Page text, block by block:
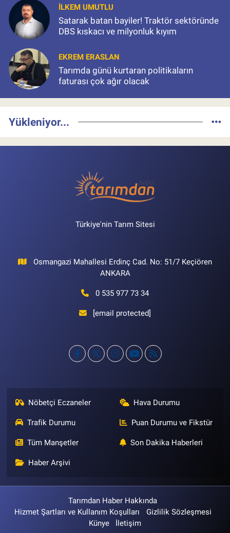
İLKEM UMUTLU
Satarak batan bayiler! Traktör sektöründe
DBS kıskacı ve milyonluk kıyım
EKREM ERASLAN
Tarımda günü kurtaran politikaların
faturası çok ağır olacak
Yükleniyor...
Türkiye'nin Tarım Sitesi
Osmangazi Mahallesi Erdinç Cad. No: 51/7 Keçiören
ANKARA
0 535 977 73 34
[email protected]
Nöbetçi Eczaneler Hava Durumu
Trafik Durumu Puan Durumu ve Fikstür
Tüm Manşetler Son Dakika Haberleri
Haber Arşivi
Tarımdan Haber Hakkında
Hizmet Şartları ve Kullanım Koşulları
Gizlilik Sözleşmesi
Künye
İletişim